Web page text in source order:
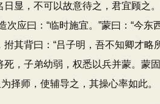
显，不可以故意待之，君宜顾之。
应曰：“临时施宜。”蒙曰：“今东
其背曰：“吕子明，吾不知卿才略
，子弟幼弱，权悉以兵并蒙。蒙固
择师，使辅导之，其操心率如此。